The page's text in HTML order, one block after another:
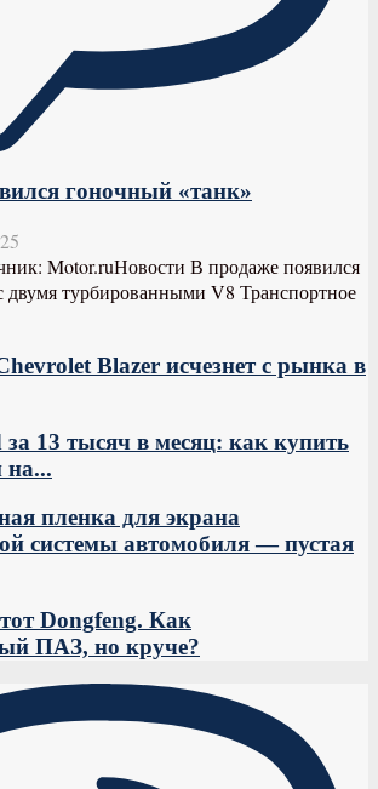
гоночный «танк»
Motor.ruНовости В продаже появился
двумя турбированными V8 Транспортное
Blazer исчезнет с рынка в
13 тысяч в месяц: как купить
на...
пленка для экрана
системы автомобиля — пустая
Dongfeng. Как
ПАЗ, но круче?